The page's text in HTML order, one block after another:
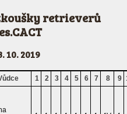
retrieverů
10. 2019
1 2 3 4 5 6 7 8 9